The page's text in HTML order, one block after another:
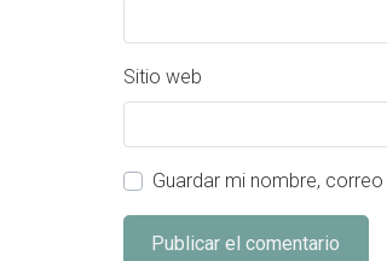
Sitio web
Guardar mi nombre,